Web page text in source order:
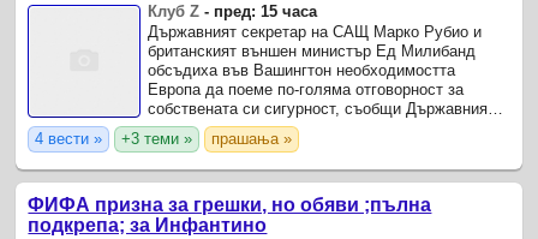
Клуб Z - пред: 15 часа
Държавният секретар на САЩ Марко Рубио и
британският външен министър Ед Милибанд
обсъдиха във Вашингтон необходимостта
Европа да поеме по-голяма отговорност за
собствената си сигурност, съобщи Държавният
департамент на САЩ, цитиран от Ройтерс.
4 вести » +3 теми » прашања »
ФИФА призна за грешки, но обяви ;пълна
подкрепа; за Инфантино